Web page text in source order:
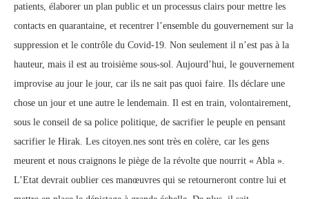
patients, élaborer un plan public et un processus clairs pour mettre les
contacts en quarantaine, et recentrer l’ensemble du gouvernement sur la
suppression et le contrôle du Covid-19. Non seulement il n’est pas à la
hauteur, mais il est au troisième sous-sol. Aujourd’hui, le gouvernement
improvise au jour le jour, car ils ne sait pas quoi faire. Ils déclare une
chose un jour et une autre le lendemain. Il est en train, volontairement,
sous le conseil de sa police politique, de sacrifier le peuple en pensant
sacrifier le Hirak. Les citoyen.nes sont très en colère, car les gens
meurent et nous craignons le piège de la révolte que nourrit « Abla ».
L’Etat devrait oublier ces manœuvres qui se retourneront contre lui et